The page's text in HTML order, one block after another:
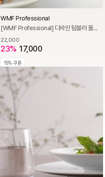
WMF Professional
[WMF Professional] 디바인 텀블러 물잔 325ml 스모키 블루
22,000
23% 17,000
15% 쿠폰